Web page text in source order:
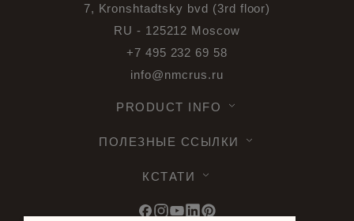
7, Kronshtadtsky bvd (3rd floor)
RU - 125212 Moscow
+7 495 232 69 58
info@nmcrus.ru
PRODUCT INFO
ПОЛЕЗНЫЕ ССЫЛКИ
КСТАТИ